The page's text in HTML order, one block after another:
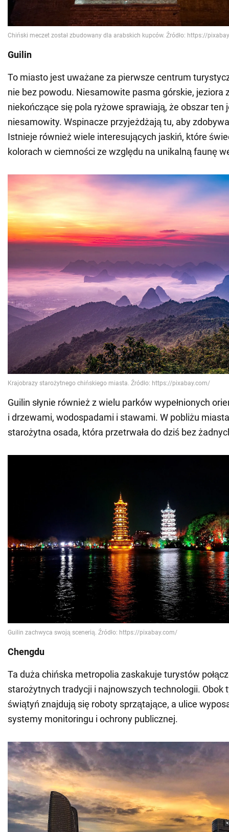
Guilin
To miasto jest uważane za pierwsze centrum
nie bez powodu. Niesamowite pasma górskie, jeziora
niekończące się pola ryżowe sprawiają, że obszar ten
niesamowity. Wspinacze przyjeżdżają tu, aby
Istnieje również wiele interesujących jaskiń, które
kolorach w ciemności ze względu na unikalną faunę
Guilin słynie również z wielu parków wypełnionych
i drzewami, wodospadami i stawami. W pobliżu
starożytna osada, która przetrwała do dziś bez
Chengdu
Ta duża chińska metropolia zaskakuje turystów
starożytnych tradycji i najnowszych technologii. Obok
świątyń znajdują się roboty sprzątające, a ulice
systemy monitoringu i ochrony publicznej.